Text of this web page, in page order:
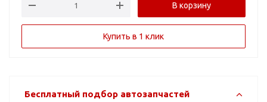
В корзину
Купить в 1 клик
Бесплатный подбор автозапчастей